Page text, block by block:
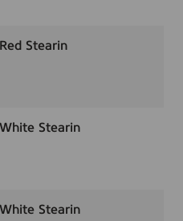
Stearin
Stearin
Stearin